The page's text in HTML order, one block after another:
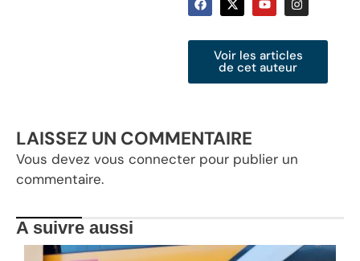
Voir les articles
de cet auteur
LAISSEZ UN COMMENTAIRE
Vous devez vous connecter pour publier un
commentaire.
A suivre aussi